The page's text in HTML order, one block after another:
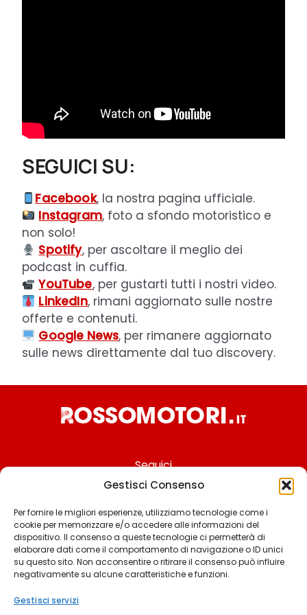
Gestisci Consenso
Per fornire le migliori esperienze, utilizziamo tecnologie come i
cookie per memorizzare e/o accedere alle informazioni del
dispositivo. Il consenso a queste tecnologie ci permetterà di
elaborare dati come il comportamento di navigazione o ID unici
su questo sito. Non acconsentire o ritirare il consenso può influire
negativamente su alcune caratteristiche e funzioni.
Gestisci servizi
SEGUICI SU:
Facebook, la nostra pagina ufficiale.
Instagram, foto a sfondo motoristico e
non solo!
Spotify, per ascoltare il meglio dei
podcast in cuffia.
YouTube, per gustarti tutti i nostri video.
LinkedIn, rimani aggiornato sulle nostre
offerte e contenuti.
Google News, per rimanere aggiornato
sulle news direttamente dal tuo discovery.
Seguici
Chi siamo
Contattaci
Termini & Condizioni